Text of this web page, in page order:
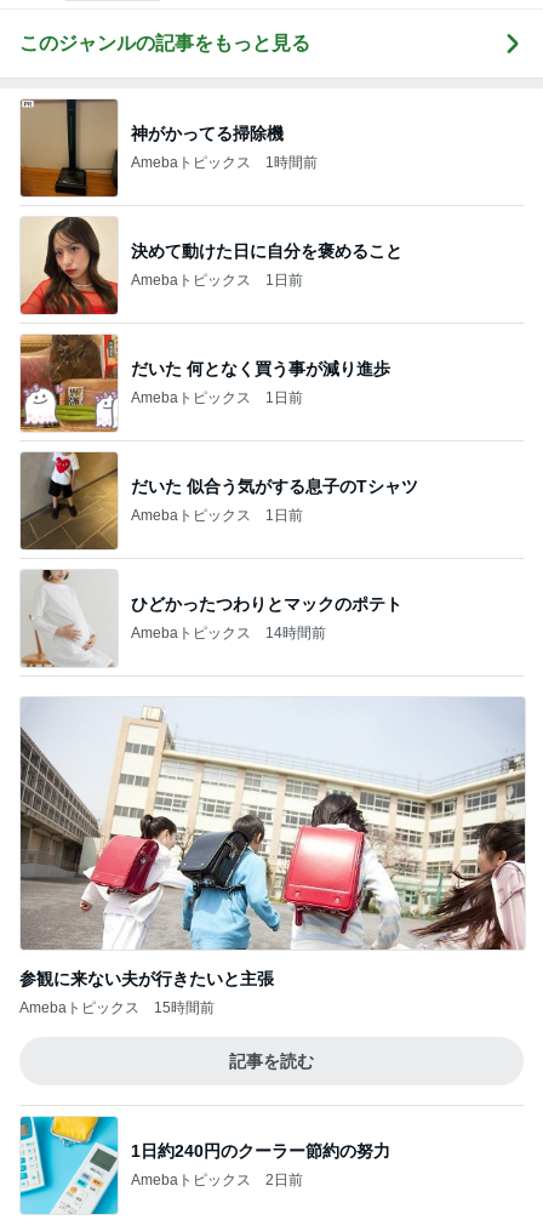
このジャンルの記事をもっと見る
神がかってる掃除機
Amebaトピックス 1時間前
決めて動けた日に自分を褒めること
Amebaトピックス 1日前
だいた 何となく買う事が減り進歩
Amebaトピックス 1日前
だいた 似合う気がする息子のTシャツ
Amebaトピックス 1日前
ひどかったつわりとマックのポテト
Amebaトピックス 14時間前
参観に来ない夫が行きたいと主張
Amebaトピックス 15時間前
記事を読む
1日約240円のクーラー節約の努力
Amebaトピックス 2日前